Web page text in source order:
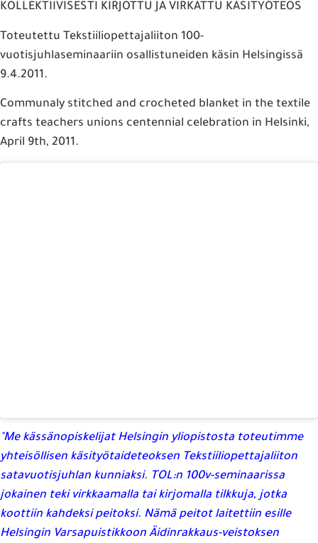
KOLLEKTIIVISESTI KIRJOTTU JA VIRKATTU KÄSITYÖTEOS
Toteutettu Tekstiiliopettajaliiton 100-
vuotisjuhlaseminaariin osallistuneiden käsin Helsingissä
9.4.2011.
Communaly stitched and crocheted blanket in the textile
crafts teachers unions centennial celebration in Helsinki,
April 9th, 2011.
"Me kässänopiskelijat Helsingin yliopistosta toteutimme
yhteisöllisen käsityötaideteoksen Tekstiiliopettajaliiton
satavuotisjuhlan kunniaksi. TOL:n 100v-seminaarissa
jokainen teki virkkaamalla tai kirjomalla tilkkuja, jotka
koottiin kahdeksi peitoksi. Nämä peitot laitettiin esille
Helsingin Varsapuistikkoon Äidinrakkaus-veistoksen